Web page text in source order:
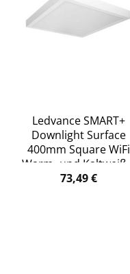
Ledvance SMART+
Downlight Surface
400mm Square WiFi
Warm- und Kaltweiß –
weiß
73,49€